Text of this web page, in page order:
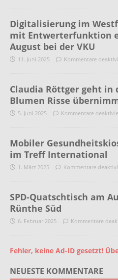
Digitalisierung im
mit Entwerterfunktion
August bei der VKU
11. Juni 2025 Kommentare
Claudia Röttger geht in
Blumen Risse
5. Juni 2025 Kommentare
Mobiler
im Treff International
1. März 2025 Kommentare
SPD-Quatschtisch am
Rünthe Süd
6. Februar 2025 Kommentare
Fehler, keine Ad-ID gesetzt!
NEUESTE KOMMENTARE